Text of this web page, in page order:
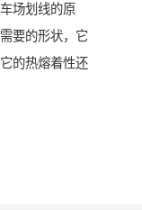
场划线的原
要的形状，它
的热熔着性还